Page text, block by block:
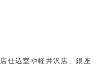
仕込室や軽井沢店、銀座